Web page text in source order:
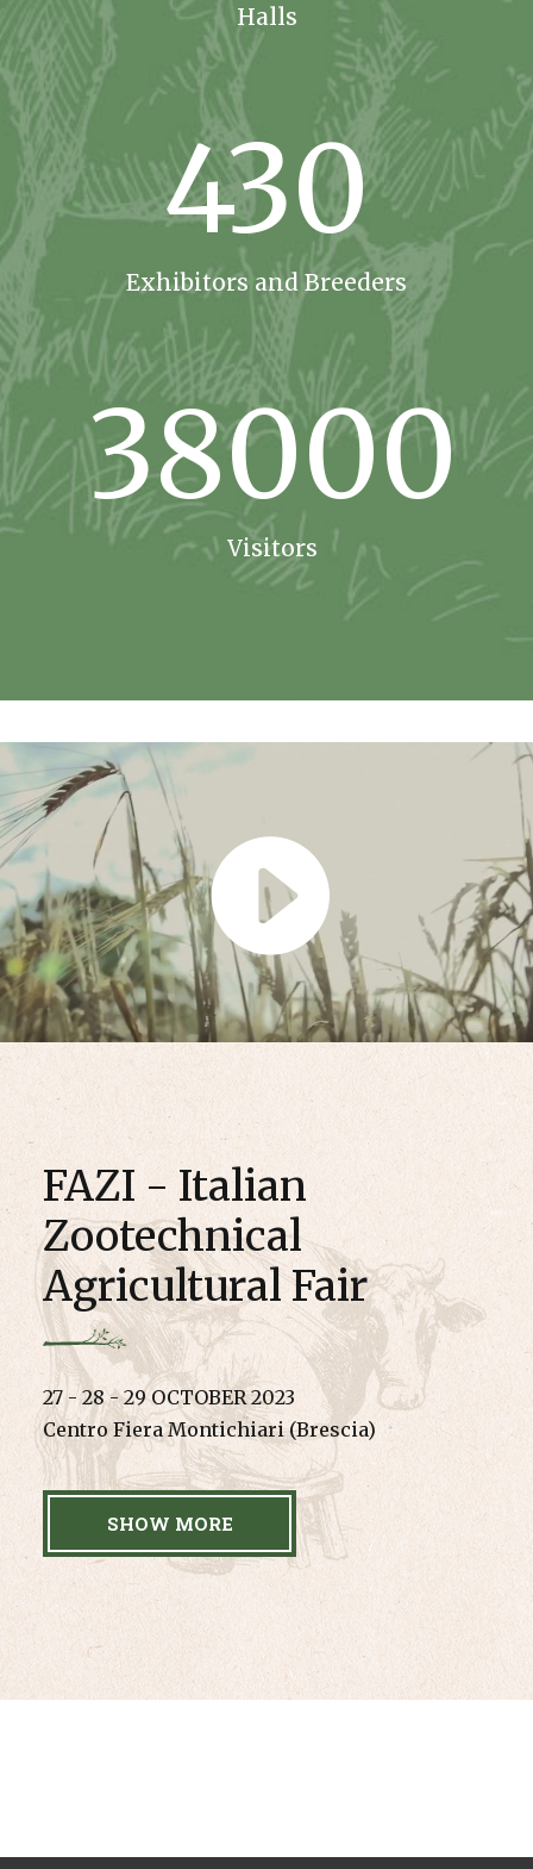
Halls
430
Exhibitors and Breeders
38000
Visitors
FAZI - Italian
Zootechnical
Agricultural Fair
27 - 28 - 29 OCTOBER 2023
Centro Fiera Montichiari (Brescia)
SHOW MORE